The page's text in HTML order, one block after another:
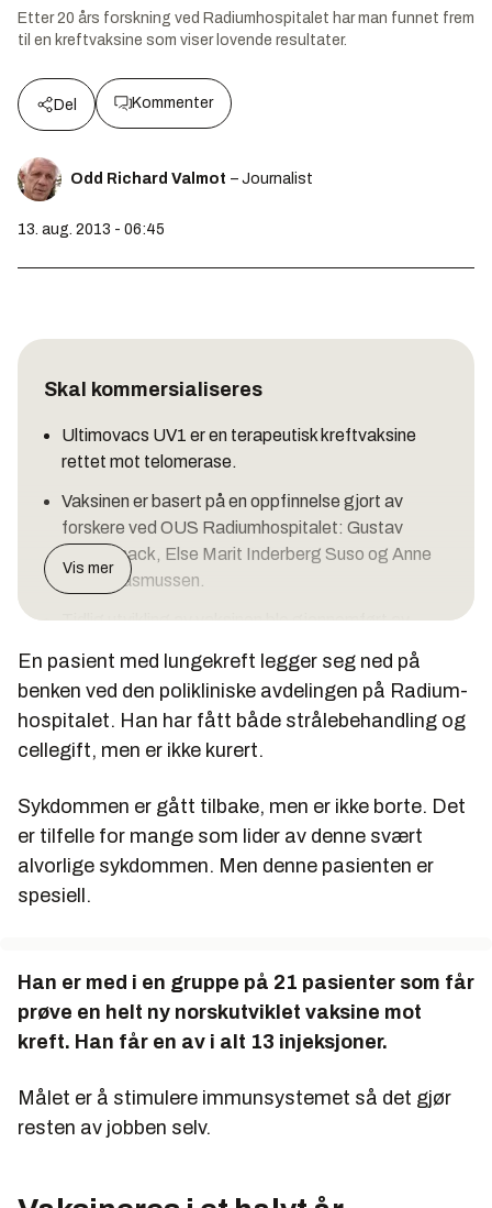
Etter 20 års forskning ved Radiumhospitalet har man funnet frem
til en kreftvaksine som viser lovende resultater.
Del Kommenter
Odd Richard Valmot – Journalist
13. aug. 2013 - 06:45
Skal kommersialiseres
Ultimovacs UV1 er en terapeutisk kreftvaksine
rettet mot telomerase.
Vaksinen er basert på en oppfinnelse gjort av
forskere ved OUS Radiumhospitalet: Gustav
Gaudernack, Else Marit Inderberg Suso og Anne
Marie Rasmussen.
Tidlig utvikling av vaksinen ble gjennomført av
innovasjonsselskap som utvikler og
kommersialiserer forskningsresultater fra OUS,
Universitetet i Oslo og sykehus i Helse Sør-Øst.
Videre utvikling av vaksinen mot godkjenning som
AS. Ultimovacs er eid av Radiumhospitalets
Forskningsstiftelse, Gjelsten Holding og Inven2.
Vis mer
En pasient med lungekreft legger seg ned på
benken ved den polikliniske avdelingen på Radium­
hospitalet. Han har fått både strålebehandling og
celle­gift, men er ikke kurert.
Sykdommen er gått tilbake, men er ikke borte. Det
er tilfelle for mange som lider av denne svært
alvor­lige sykdommen. Men denne pasienten er
spesiell.
Han er med i en gruppe på 21 pasienter som får
prøve en helt ny norskutviklet vaksine mot
kreft. Han får en av i alt 13 injeksjoner.
Målet er å stimulere immunsystemet så det gjør
resten av jobben selv.